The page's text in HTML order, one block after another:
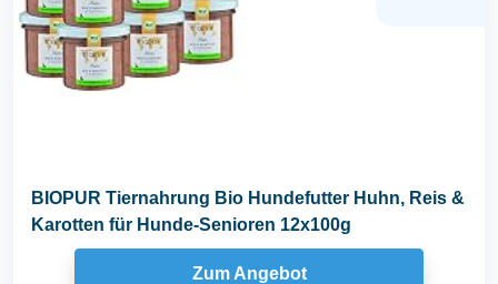
BIOPUR Tiernahrung Bio Hundefutter Huhn, Reis &
Karotten für Hunde-Senioren 12x100g
Zum Angebot